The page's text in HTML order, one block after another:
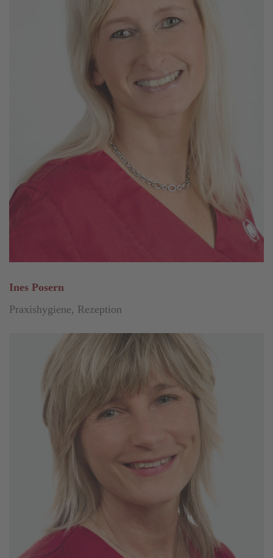
Ines Posern
Praxishygiene, Rezeption